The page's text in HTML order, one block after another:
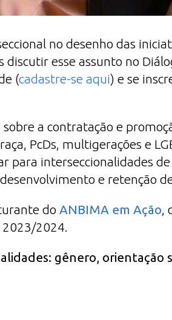
no desenho das
esse assunto no
(cadastre-se aqui) e se
a contratação e
PcDs, multigerações e
para interseccionalidades
e retenção
do ANBIMA em Ação,
2024.
gênero, orientação